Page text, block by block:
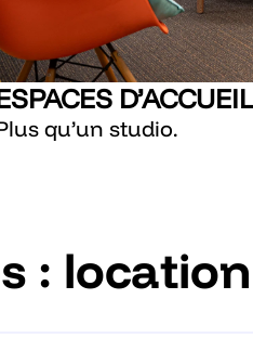
D’ACCUEIL
qu’un studio.
: